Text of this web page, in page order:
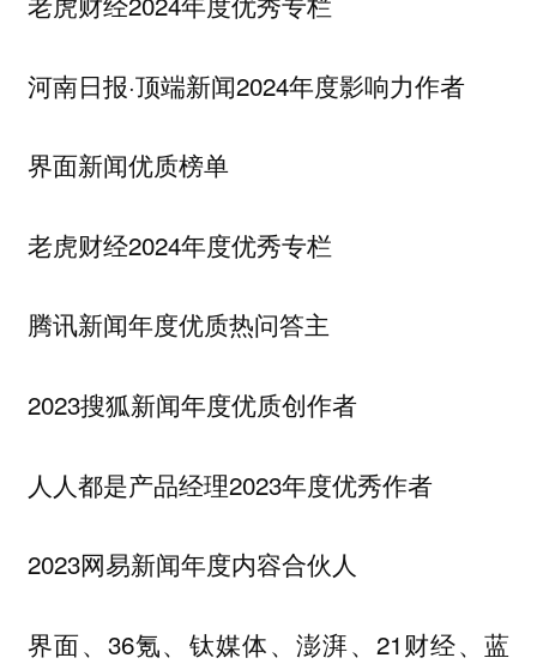
河南日报·顶端新闻2024年度影响力作者
界面新闻优质榜单
老虎财经2024年度优秀专栏
腾讯新闻年度优质热问答主
2023搜狐新闻年度优质创作者
人人都是产品经理2023年度优秀作者
2023网易新闻年度内容合伙人
界面、36氪、钛媒体、澎湃、21财经、蓝